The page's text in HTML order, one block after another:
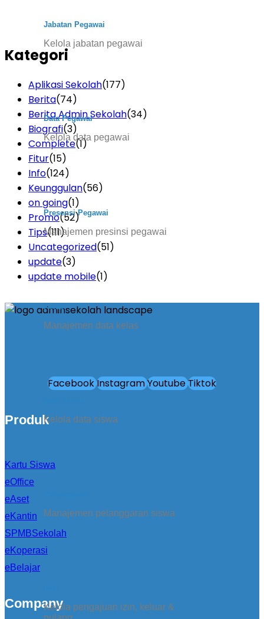
Jabatan Pegawai
Kelola jabatan pegawai
Data Pegawai
Kelola data pegawai
Presensi Pegawai
Manajemen presinsi pegawai
Kelas
Manajemen data kelas
Kelola data siswa
Manajemen pelanggaran siswa
Kelola pengajuan izin, keluar &
Kategori
Aplikasi Sekolah(177)
Berita(74)
Berita Admin Sekolah(34)
Biografi(3)
Complete(1)
Fitur(15)
Info(124)
Keunggulan(56)
on going(1)
Promo(52)
Tips(111)
Uncategorized(51)
update(3)
update mobile(1)
FacebookInstagramYoutubeTiktok
Produk
Kartu Siswa
eOffice
eAset
eKantin
SPMBSekolah
eKoperasi
eBelajar
Company